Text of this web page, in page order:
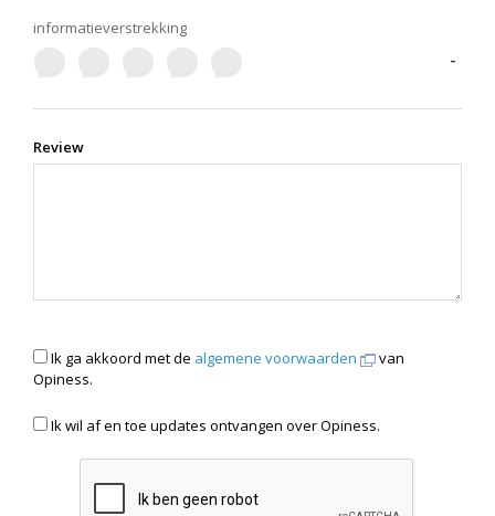
informatieverstrekking
-
Review
Ik ga akkoord met de algemene voorwaarden
van
Opiness.
Ik wil af en toe updates ontvangen over Opiness.